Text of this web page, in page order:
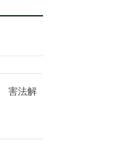
害法解